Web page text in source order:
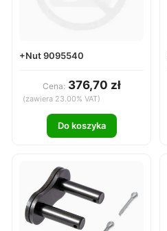
+Nut 9095540
Cena: 376,70 zł
(zawiera 23.00% VAT)
Do koszyka